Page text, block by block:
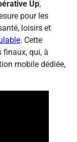
Up,
pour les
loisirs et
. Cette
finaux, qui, à
mobile dédiée,